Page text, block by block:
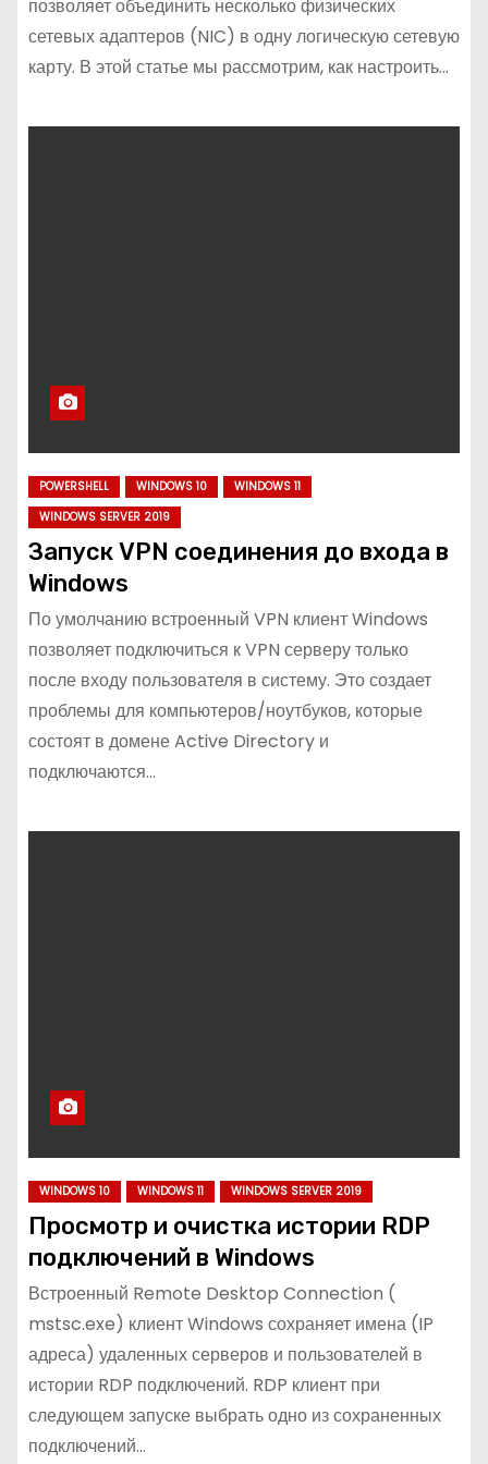
позволяет объединить несколько физических
сетевых адаптеров (NIC) в одну логическую сетевую
карту. В этой статье мы рассмотрим, как настроить…
POWERSHELL WINDOWS 10
WINDOWS 11
WINDOWS SERVER 2019
Запуск VPN соединения до входа в
Windows
По умолчанию встроенный VPN клиент Windows
позволяет подключиться к VPN серверу только
после входу пользователя в систему. Это создает
проблемы для компьютеров/ноутбуков, которые
состоят в домене Active Directory и
подключаются…
WINDOWS 10 WINDOWS 11 WINDOWS SERVER 2019
Просмотр и очистка истории RDP
подключений в Windows
Встроенный Remote Desktop Connection (
mstsc.exe) клиент Windows сохраняет имена (IP
адреса) удаленных серверов и пользователей в
истории RDP подключений. RDP клиент при
следующем запуске выбрать одно из сохраненных
подключений…